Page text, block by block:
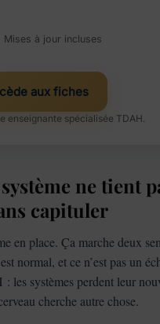
Mises à jour incluses
aux fiches
enseignante spécialisée TDAH.
ne tient
capituler
en place. Ça marche deux
normal, et ce n’est pas un
les systèmes perdent leur
cherche autre chose.